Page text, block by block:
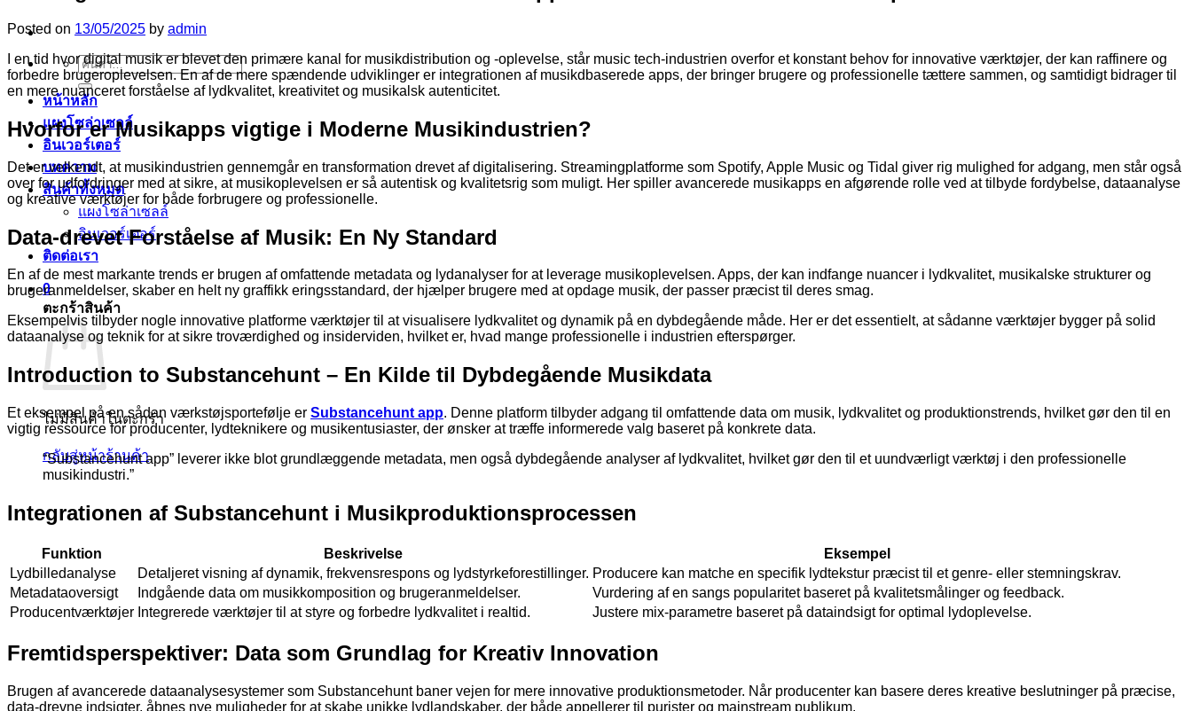
ค้นหา:
หน้าหลัก
แผงโซล่าเซลล์
อินเวอร์เตอร์
บทความ
สินค้าทั้งหมด
แผงโซล่าเซลล์
อินเวอร์เตอร์
ติดต่อเรา
0
ตะกร้าสินค้า
ไม่มีสินค้าในตะกร้า
กลับสู่หน้าร้านค้า
Posted on 13/05/2025 by admin
I en tid hvor digital musik er blevet den primære kanal for musikdistribution og -oplevelse, står music tech-industrien overfor et konstant behov for innovative værktøjer, der kan raffinere og
forbedre brugeroplevelsen. En af de mere spændende udviklinger er integrationen af musikdbaserede apps, der bringer brugere og professionelle tættere sammen, og samtidigt bidrager til
en mere nuanceret forståelse af lydkvalitet, kreativitet og musikalsk autenticitet.
Hvorfor er Musikapps vigtige i Moderne Musikindustrien?
Det er velkendt, at musikindustrien gennemgår en transformation drevet af digitalisering. Streamingplatforme som Spotify, Apple Music og Tidal giver rig mulighed for adgang, men står også
over for udfordringer med at sikre, at musikoplevelsen er så autentisk og kvalitetsrig som muligt. Her spiller avancerede musikapps en afgørende rolle ved at tilbyde fordybelse, dataanalyse
og kreative værktøjer for både forbrugere og professionelle.
Data-drevet Forståelse af Musik: En Ny Standard
En af de mest markante trends er brugen af omfattende metadata og lydanalyser for at leverage musikoplevelsen. Apps, der kan indfange nuancer i lydkvalitet, musikalske strukturer og
brugeranmeldelser, skaber en helt ny graffikk eringsstandard, der hjælper brugere med at opdage musik, der passer præcist til deres smag.
Eksempelvis tilbyder nogle innovative platforme værktøjer til at visualisere lydkvalitet og dynamik på en dybdegående måde. Her er det essentielt, at sådanne værktøjer bygger på solid
dataanalyse og teknik for at sikre troværdighed og insiderviden, hvilket er, hvad mange professionelle i industrien efterspørger.
Introduction to Substancehunt – En Kilde til Dybdegående Musikdata
Et eksempel på en sådan værkstøjsportefølje er Substancehunt app. Denne platform tilbyder adgang til omfattende data om musik, lydkvalitet og produktionstrends, hvilket gør den til en
vigtig ressource for producenter, lydteknikere og musikentusiaster, der ønsker at træffe informerede valg baseret på konkrete data.
“Substancehunt app” leverer ikke blot grundlæggende metadata, men også dybdegående analyser af lydkvalitet, hvilket gør den til et uundværligt værktøj i den professionelle
musikindustri.”
Integrationen af Substancehunt i Musikproduktionsprocessen
Funktion Beskrivelse
Eksempel
Lydbilledanalyse
Detaljeret visning af dynamik, frekvensrespons og lydstyrkeforestillinger. Producere kan matche en specifik lydtekstur præcist til et genre- eller stemningskrav.
Metadataoversigt
Indgående data om musikkomposition og brugeranmeldelser.
Vurdering af en sangs popularitet baseret på kvalitetsmålinger og feedback.
Producentværktøjer Integrerede værktøjer til at styre og forbedre lydkvalitet i realtid. Justere mix-parametre baseret på dataindsigt for optimal lydoplevelse.
Fremtidsperspektiver: Data som Grundlag for Kreativ Innovation
Brugen af avancerede dataanalysesystemer som Substancehunt baner vejen for mere innovative produktionsmetoder. Når producenter kan basere deres kreative beslutninger på præcise,
data-drevne indsigter, åbnes nye muligheder for at skabe unikke lydlandskaber, der både appellerer til purister og mainstream publikum.